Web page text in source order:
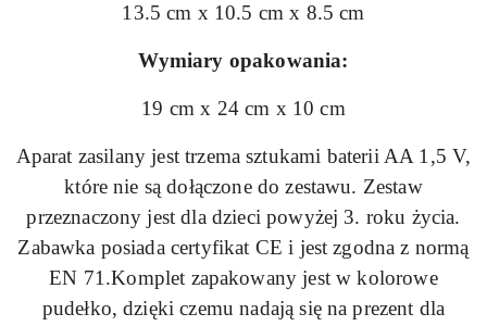
13.5 cm x 10.5 cm x 8.5 cm
Wymiary opakowania:
19 cm x 24 cm x 10 cm
Aparat zasilany jest trzema sztukami baterii AA 1,5 V,
które nie są dołączone do zestawu. Zestaw
przeznaczony jest dla dzieci powyżej 3. roku życia.
Zabawka posiada certyfikat CE i jest zgodna z normą
EN 71.Komplet zapakowany jest w kolorowe
pudełko, dzięki czemu nadają się na prezent dla